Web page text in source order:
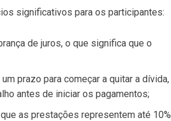
significativos para os participantes:
de juros, o que significa que o
prazo para começar a quitar a dívida,
antes de iniciar os pagamentos;
as prestações representem até 10%